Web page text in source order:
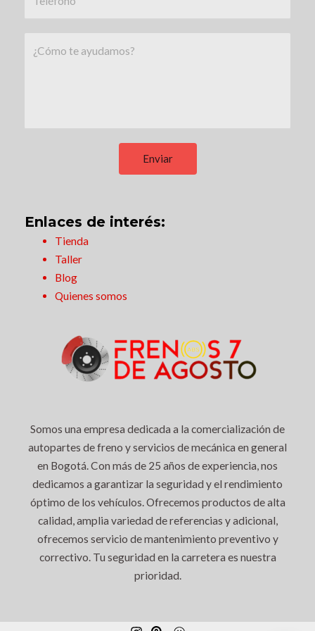
Enviar
Enlaces de interés:
Tienda
Taller
Blog
Quienes somos
Somos una empresa dedicada a la comercialización de
autopartes de freno y servicios de mecánica en general
en Bogotá. Con más de 25 años de experiencia, nos
dedicamos a garantizar la seguridad y el rendimiento
óptimo de los vehículos. Ofrecemos productos de alta
calidad, amplia variedad de referencias y adicional,
ofrecemos servicio de mantenimiento preventivo y
correctivo. Tu seguridad en la carretera es nuestra
prioridad.